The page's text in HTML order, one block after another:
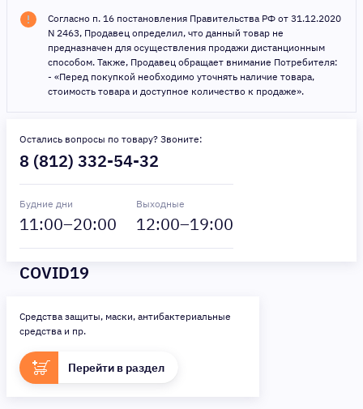
Согласно п. 16 постановления Правительства РФ от 31.12.2020
N 2463, Продавец определил, что данный товар не
предназначен для осуществления продажи дистанционным
способом. Также, Продавец обращает внимание Потребителя:
- «Перед покупкой необходимо уточнять наличие товара,
стоимость товара и доступное количество к продаже».
Остались вопросы по товару? Звоните:
8 (812) 332-54-32
Будние дни
11:00–20:00
Выходные
12:00–19:00
COVID19
Средства защиты, маски, антибактериальные
средства и пр.
Перейти в раздел